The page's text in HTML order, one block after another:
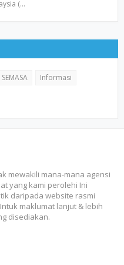
(…
SEMASA
Informasi
mewakili mana-mana agensi
yang kami perolehi Ini
daripada website rasmi
maklumat lanjut & lebih
disediakan.